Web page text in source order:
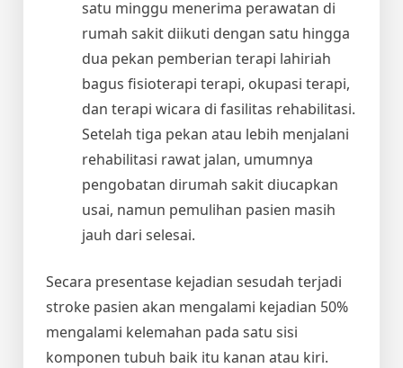
satu minggu menerima perawatan di
rumah sakit diikuti dengan satu hingga
dua pekan pemberian terapi lahiriah
bagus fisioterapi terapi, okupasi terapi,
dan terapi wicara di fasilitas rehabilitasi.
Setelah tiga pekan atau lebih menjalani
rehabilitasi rawat jalan, umumnya
pengobatan dirumah sakit diucapkan
usai, namun pemulihan pasien masih
jauh dari selesai.
Secara presentase kejadian sesudah terjadi
stroke pasien akan mengalami kejadian 50%
mengalami kelemahan pada satu sisi
komponen tubuh baik itu kanan atau kiri.